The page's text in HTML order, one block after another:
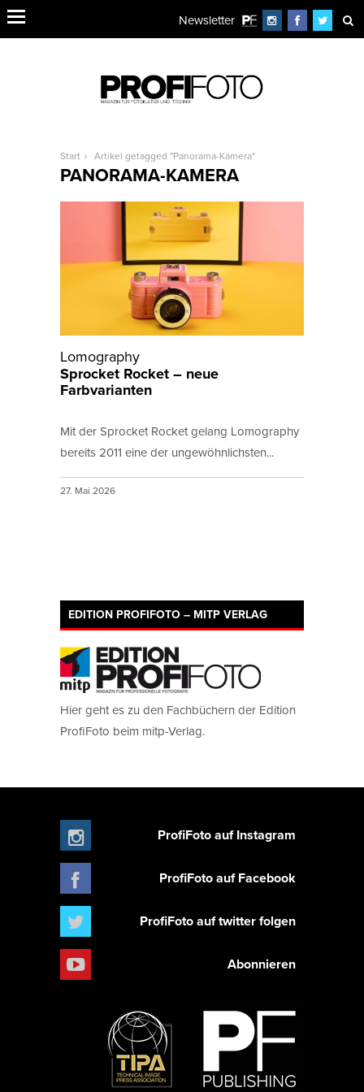
Newsletter
Start Artikel getagged "Panorama-Kamera"
PANORAMA-KAMERA
Lomography
Sprocket Rocket – neue
Farbvarianten
Mit der Sprocket Rocket gelang Lomography
bereits 2011 eine der ungewöhnlichsten...
27. Mai 2026
EDITION PROFIFOTO – MITP VERLAG
Hier geht es zu den Fachbüchern der Edition
ProfiFoto beim mitp-Verlag.
ProfiFoto auf Instagram
ProfiFoto auf Facebook
ProfiFoto auf twitter folgen
Abonnieren